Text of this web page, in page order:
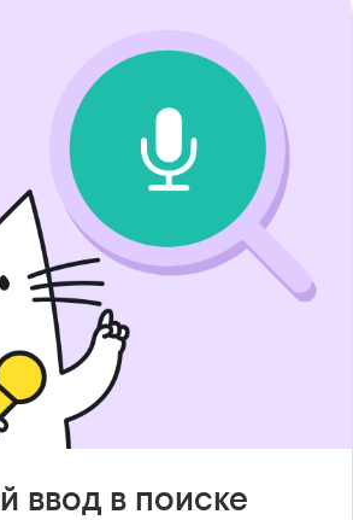
ввод в поиске